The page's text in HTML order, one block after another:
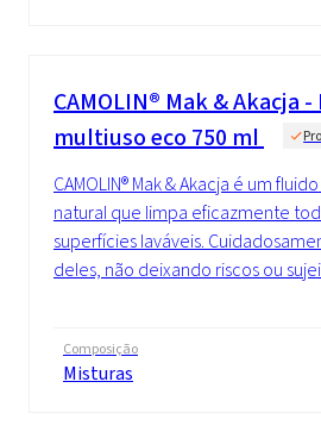
CAMOLIN® Mak & Akacja
multiuso eco 750 ml
CAMOLIN® Mak & Akacja é um
natural que limpa eficazmente
superfícies laváveis.
deles, não deixando riscos ou
Composição
Misturas